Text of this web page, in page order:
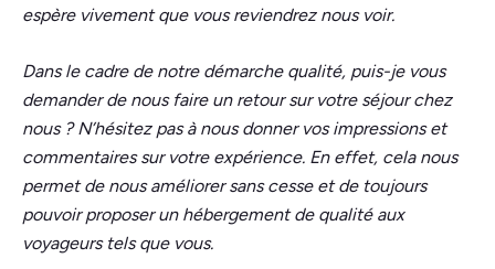
espère vivement que vous reviendrez nous voir.
Dans le cadre de notre démarche qualité, puis-je vous
demander de nous faire un retour sur votre séjour chez
nous ? N’hésitez pas à nous donner vos impressions et
commentaires sur votre expérience. En effet, cela nous
permet de nous améliorer sans cesse et de toujours
pouvoir proposer un hébergement de qualité aux
voyageurs tels que vous.